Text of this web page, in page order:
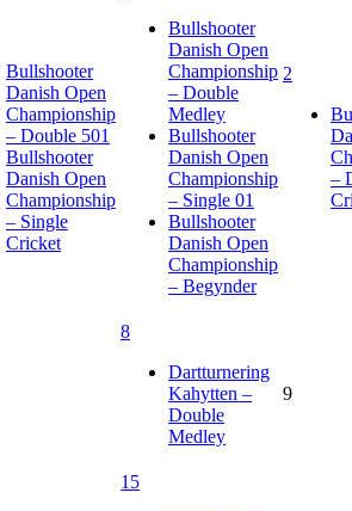
Bullshooter
Danish Open
Championship
– Double 501
Bullshooter
Danish Open
Championship
– Single
Cricket
Bullshooter
Danish Open
Championship
– Double
Medley
Bullshooter
Danish Open
Championship
– Single 01
Bullshooter
Danish Open
Championship
– Begynder
2
–
8
Dartturnering
Kahytten –
Double
Medley
9
15